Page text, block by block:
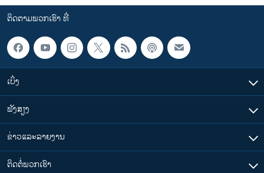
ຕິດຕາມພວກເຮົາ ທີ່
ເບິ່ງ
ຟັງສຽງ
ຂ່າວແລະລາຍງານ
ຕິດຕໍ່ພວກເຮົາ